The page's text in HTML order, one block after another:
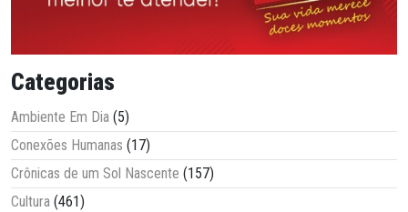
Categorias
Ambiente Em Dia (5)
Conexões Humanas (17)
Crônicas de um Sol Nascente (157)
Cultura (461)